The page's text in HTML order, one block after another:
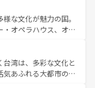
食が融合した独特の
域で異なる魅力を楽
を感じることができ
しい。
光地といえばオアフ
イ島やカウアイ島が
海をはじめ、豊かな
えてくれるハワイの
ワイアンミュージッ
がハワイの魅力を彩
な文化が魅力の国。
オペラハウス、オー
ルル（エアーズロッ
アンズの熱帯雨林な
ェやワイン、オージ
湾は、多彩な文化と
あふれる大都市の台